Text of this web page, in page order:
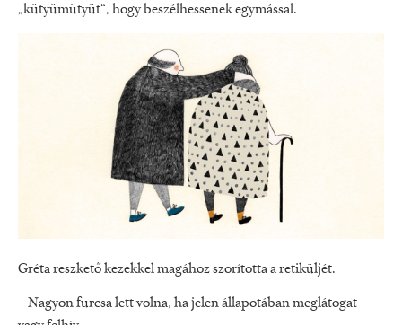
„kütyümütyüt“, hogy beszélhessenek egymással.
Gréta reszkető kezekkel magához szorította a retiküljét.
– Nagyon furcsa lett volna, ha jelen állapotában meglátogat